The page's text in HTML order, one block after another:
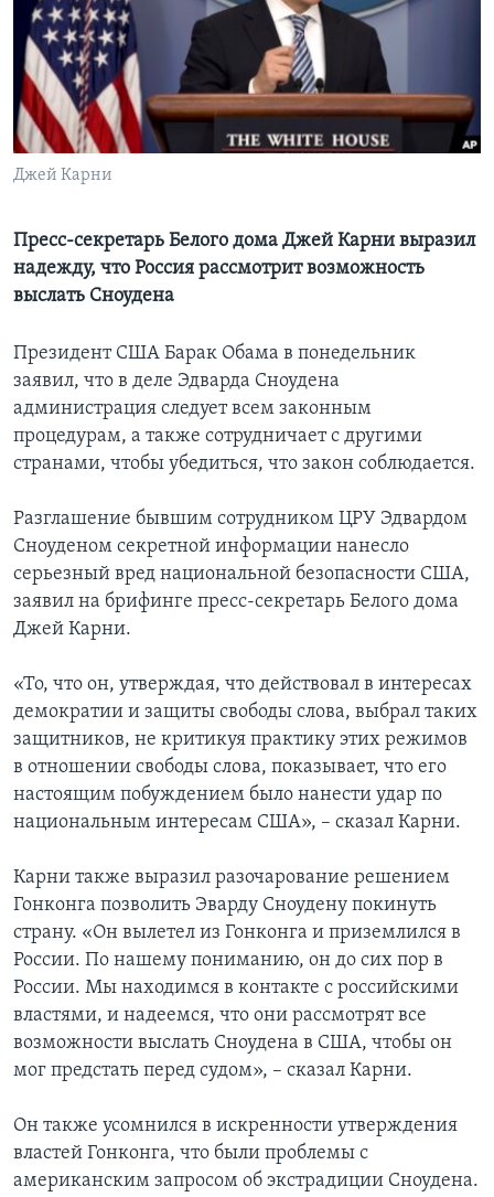
Learning English
СОЦИАЛЬНЫЕ СЕТИ
Джей Карни
Пресс-секретарь Белого дома Джей Карни выразил
надежду, что Россия рассмотрит возможность
выслать Сноудена
Президент США Барак Обама в понедельник
заявил, что в деле Эдварда Сноудена
администрация следует всем законным
процедурам, а также сотрудничает с другими
странами, чтобы убедиться, что закон соблюдается.
Разглашение бывшим сотрудником ЦРУ Эдвардом
Сноуденом секретной информации нанесло
серьезный вред национальной безопасности США,
заявил на брифинге пресс-секретарь Белого дома
Джей Карни.
«То, что он, утверждая, что действовал в интересах
демократии и защиты свободы слова, выбрал таких
защитников, не критикуя практику этих режимов
в отношении свободы слова, показывает, что его
настоящим побуждением было нанести удар по
национальным интересам США», – сказал Карни.
Карни также выразил разочарование решением
Гонконга позволить Эварду Сноудену покинуть
страну. «Он вылетел из Гонконга и приземлился в
России. По нашему пониманию, он до сих пор в
России. Мы находимся в контакте с российскими
властями, и надеемся, что они рассмотрят все
возможности выслать Сноудена в США, чтобы он
мог предстать перед судом», – сказал Карни.
Он также усомнился в искренности утверждения
властей Гонконга, что были проблемы с
американским запросом об экстрадиции Сноудена.